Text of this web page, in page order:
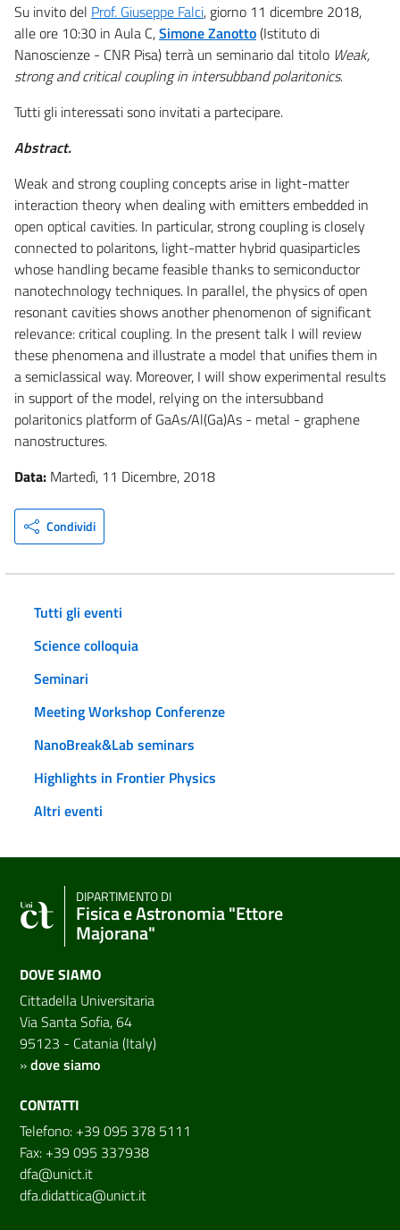
Su invito del Prof. Giuseppe Falci, giorno 11 dicembre 2018,
alle ore 10:30 in Aula C,Simone Zanotto(Istituto di
Nanoscienze - CNR Pisa) terrà un seminario dal titolo Weak,
strong and critical coupling in intersubband polaritonics.
Tutti gli interessati sono invitati a partecipare.
Abstract.
Weak and strong coupling concepts arise in light-matter
interaction theory when dealing with emitters embedded in
open optical cavities. In particular, strong coupling is closely
connected to polaritons, light-matter hybrid quasiparticles
whose handling became feasible thanks to semiconductor
nanotechnology techniques. In parallel, the physics of open
resonant cavities shows another phenomenon of significant
relevance: critical coupling. In the present talk I will review
these phenomena and illustrate a model that unifies them in
a semiclassical way. Moreover, I will show experimental results
in support of the model, relying on the intersubband
polaritonics platform of GaAs/Al(Ga)As - metal - graphene
nanostructures.
Data: Martedì, 11 Dicembre, 2018
Condividi
Tutti gli eventi
Science colloquia
Seminari
Meeting Workshop Conferenze
NanoBreak&Lab seminars
Highlights in Frontier Physics
Altri eventi
DIPARTIMENTO DI
Fisica e Astronomia "Ettore
Majorana"
DOVE SIAMO
Cittadella Universitaria
Via Santa Sofia, 64
95123 - Catania (Italy)
»dove siamo
CONTATTI
Telefono: +39 095 378 5111
Fax: +39 095 337938
dfa@unict.it
dfa.didattica@unict.it